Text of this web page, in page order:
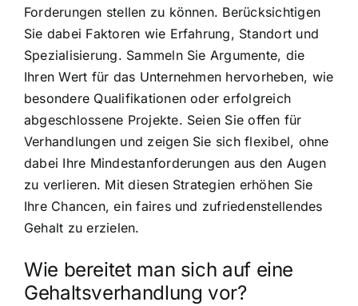
Forderungen stellen zu können. Berücksichtigen
Sie dabei Faktoren wie Erfahrung, Standort und
Spezialisierung. Sammeln Sie Argumente, die
Ihren Wert für das Unternehmen hervorheben, wie
besondere Qualifikationen oder erfolgreich
abgeschlossene Projekte. Seien Sie offen für
Verhandlungen und zeigen Sie sich flexibel, ohne
dabei Ihre Mindestanforderungen aus den Augen
zu verlieren. Mit diesen Strategien erhöhen Sie
Ihre Chancen, ein faires und zufriedenstellendes
Gehalt zu erzielen.
Wie bereitet man sich auf eine
Gehaltsverhandlung vor?